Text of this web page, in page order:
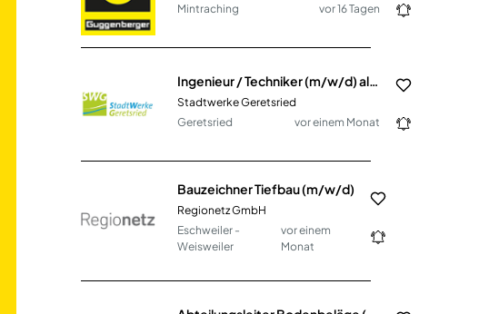
Mintraching
vor 16 Tagen
Ingenieur / Techniker (m/w/d) als Sachgebietsleiter Planung und Bau
Stadtwerke Geretsried
Geretsried
vor einem Monat
Bauzeichner Tiefbau (m/w/d)
Regionetz GmbH
Eschweiler -
Weisweiler
vor einem
Monat